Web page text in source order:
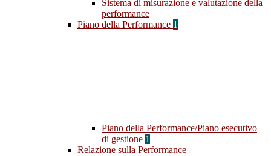
Sistema di misurazione e valutazione della
performance
Piano della Performance 1
Piano della Performance/Piano esecutivo
di gestione 1
Relazione sulla Performance